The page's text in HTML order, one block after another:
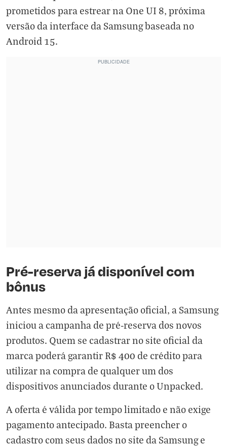
prometidos para estrear na One UI 8, próxima
versão da interface da Samsung baseada no
Android 15.
Pré-reserva já disponível com
bônus
Antes mesmo da apresentação oficial, a Samsung
iniciou a campanha de pré-reserva dos novos
produtos. Quem se cadastrar no site oficial da
marca poderá garantir R$ 400 de créditopara
utilizar na compra de qualquer um dos
dispositivos anunciados durante o Unpacked.
A oferta é válida por tempo limitado e não exige
pagamento antecipado. Basta preencher o
cadastro com seus dados no site da Samsung e